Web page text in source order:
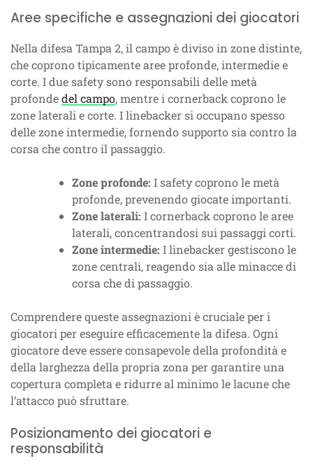
Aree specifiche e assegnazioni dei giocatori
Nella difesa Tampa 2, il campo è diviso in zone distinte,
che coprono tipicamente aree profonde, intermedie e
corte. I due safety sono responsabili delle metà
profondedel campo, mentre i cornerback coprono le
zone laterali e corte. I linebacker si occupano spesso
delle zone intermedie, fornendo supporto sia contro la
corsa che contro il passaggio.
Zone profonde: I safety coprono le metà
profonde, prevenendo giocate importanti.
Zone laterali: I cornerback coprono le aree
laterali, concentrandosi sui passaggi corti.
Zone intermedie: I linebacker gestiscono le
zone centrali, reagendo sia alle minacce di
corsa che di passaggio.
Comprendere queste assegnazioni è cruciale per i
giocatori per eseguire efficacemente la difesa. Ogni
giocatore deve essere consapevole della profondità e
della larghezza della propria zona per garantire una
copertura completa e ridurre al minimo le lacune che
l’attacco può sfruttare.
Posizionamento dei giocatori e
responsabilità